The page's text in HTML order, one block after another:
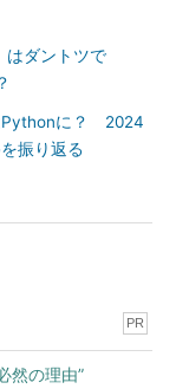
はダントツで
Pythonに？ 2024
振り返る
PR
然の理由”